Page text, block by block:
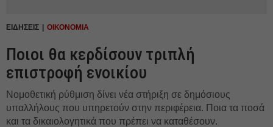
ΕΙΔΗΣΕΙΣ ΟΙΚΟΝΟΜΙΑ
Ποιοι θα κερδίσουν τριπλή
επιστροφή ενοικίου
Νομοθετική ρύθμιση δίνει νέα στήριξη σε δημόσιους
υπαλλήλους που υπηρετούν στην περιφέρεια. Ποια τα ποσά
και τα δικαιολογητικά που πρέπει να καταθέσουν.